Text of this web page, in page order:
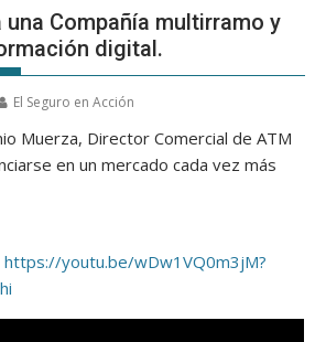
Compañía multirramo y
digital.
El Seguro en Acción
Muerza, Director Comercial de ATM
en un mercado cada vez más
https://youtu.be/wDw1VQ0m3jM?